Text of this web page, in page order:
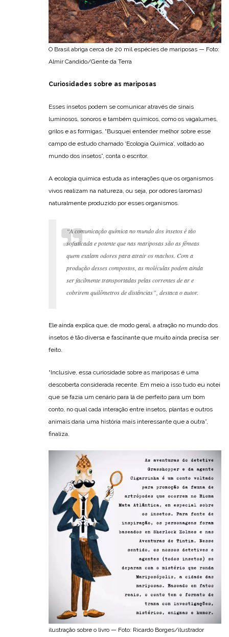
O Brasil abriga cerca de 20 mil espécies de mariposas — Foto:
Almir Candido/Gente da Terra
Curiosidades sobre as mariposas
Esses insetos podem se comunicar através de sinais
luminosos, sonoros e também químicos, como os vagalumes,
grilos e as formigas. “Busquei entender melhor sobre esse
campo de estudo chamado ‘Ecologia Química’, voltado ao
mundo dos insetos”, conta o escritor.
A ecologia química estuda as interações que os organismos
vivos realizam na natureza, ou seja, por odores (aromas)
naturalmente produzido por esses organismos.
“A comunicação química no mundo dos insetos é tão
sofisticada e potente que nas mariposas são as fêmeas
quem exalam odores para atrair os machos. Com a
produção desses compostos, as moléculas podem ainda
ser facilmente transportadas pelas correntes de ar e
cobrirem quilômetros de distâncias”, destaca o autor.
Ele ainda explica que, de modo geral, a atração no mundo dos
insetos é tão diversa e fascinante que muito ainda precisa ser
feito.
“Inclusive, essa curiosidade sobre as mariposas é uma
descoberta considerada recente. Em meio a isso tudo eu notei
que se fazia um cenário para lá de perfeito para um bom
conto, no qual cada interação entre insetos, plantas e outros
animais daria uma história mais interessante que a outra”,
finaliza.
ilustração sobre o livro — Foto: Ricardo Borges/ilustrador